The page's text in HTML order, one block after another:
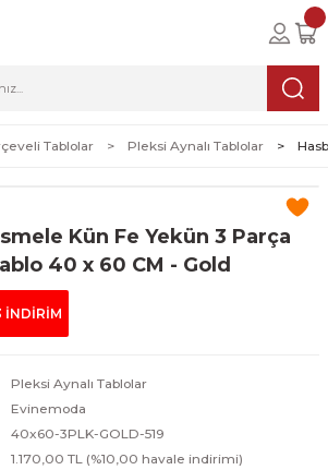
Tablolar Pleksi Aynalı Tablolar
Kün Fe Yekün 3 Parça
40 x 60 CM - Gold
İNDİRİM
Pleksi Aynalı Tablolar
Evinemoda
40x60-3PLK-GOLD-519
1.170,00 TL (%10,00 havale indirimi)